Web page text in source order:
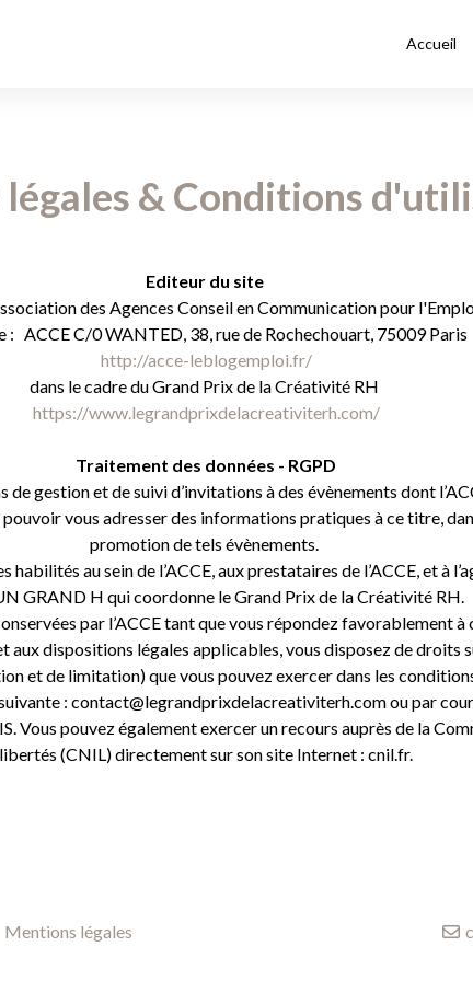
Accueil
& Conditions
Editeur du site
des Agences Conseil en Communication pour
: ACCE C/0 WANTED, 38, rue de Rochechouart, 75009 Paris
http://acce-leblogemploi.fr/
dans le cadre du Grand Prix de la Créativité RH
https://www.legrandprixdelacreativiterh.com/
Traitement des données - RGPD
de gestion et de suivi d’invitations à des évènements dont
vous adresser des informations pratiques à ce titre,
promotion de tels évènements.
au sein de l’ACCE, aux prestataires de l’ACCE, et à
GRAND H qui coordonne le Grand Prix de la Créativité RH.
par l’ACCE tant que vous répondez favorablement
dispositions légales applicables, vous disposez de droits
et de limitation) que vous pouvez exercer dans les
suivante : contact@legrandprixdelacreativiterh.com ou par
Vous pouvez également exercer un recours auprès de la
libertés (CNIL) directement sur son site Internet : cnil.fr.
Mentions légales